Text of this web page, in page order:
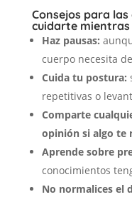
Consejos para
cuidarte
Haz pausas:
cuerpo necesita
Cuida tu postura:
repetitivas o
Comparte
opinión si algo te
Aprende sobre
conocimientos
No normalices el